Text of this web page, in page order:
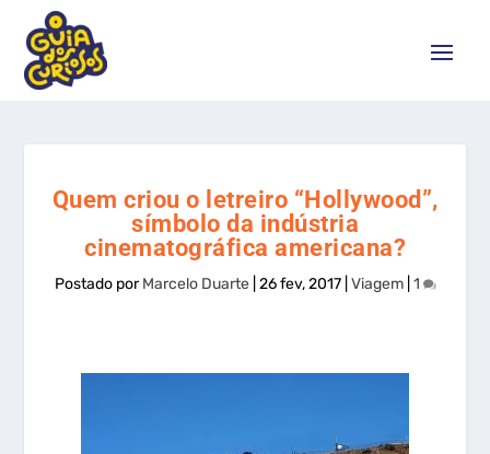
Quem criou o letreiro “Hollywood”,
símbolo da indústria
cinematográfica americana?
Postado porMarcelo Duarte| 26 fev, 2017| Viagem| 1